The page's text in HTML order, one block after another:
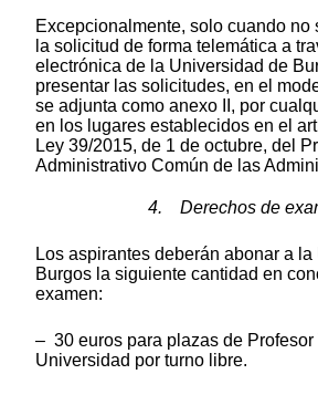
Excepcionalmente, solo cuando no
la solicitud de forma telemática a
electrónica de la Universidad de
presentar las solicitudes, en el
se adjunta como anexo II, por
en los lugares establecidos en el
Ley 39/2015, de 1 de octubre, del
Administrativo Común de las
4. Derechos de
Los aspirantes deberán abonar a
Burgos la siguiente cantidad en
examen:
– 30 euros para plazas de Profesor
Universidad por turno libre.